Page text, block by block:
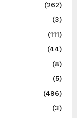
(262)
(3)
(111)
(44)
(8)
(5)
(496)
(3)